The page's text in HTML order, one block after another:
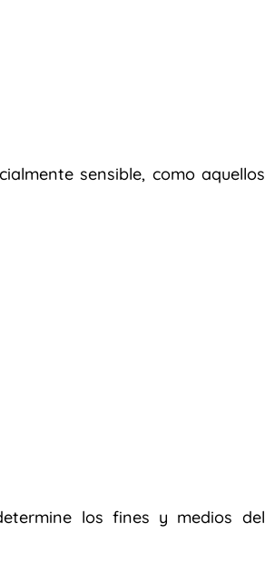
sensible, como aquellos
los fines y medios del